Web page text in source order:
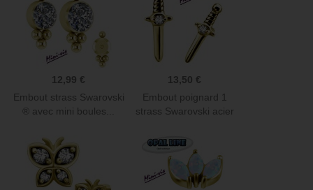
12,99 €
Embout strass Swarovski
® avec mini boules...
13,50 €
Embout poignard 1
strass Swarovski acier